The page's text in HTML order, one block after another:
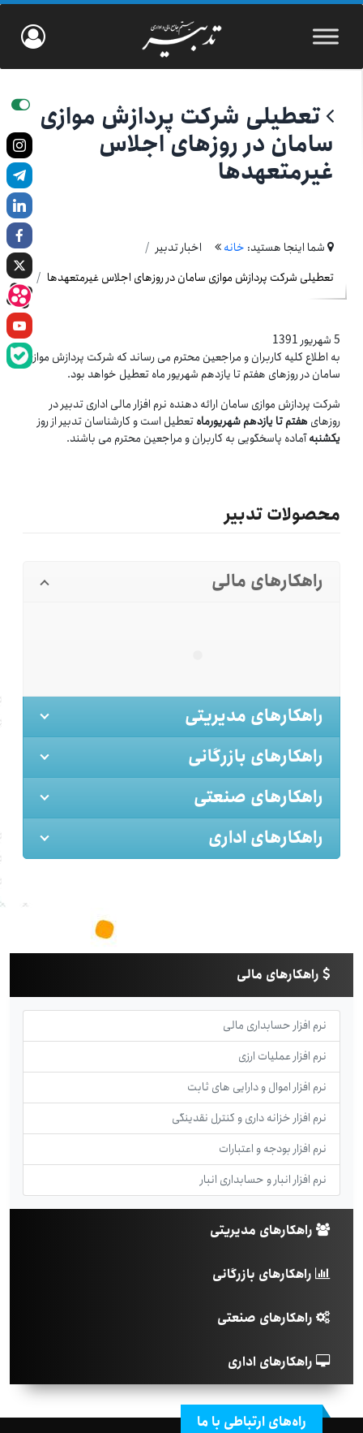
تعطیلی شرکت پردازش موازی
سامان در روزهای اجلاس
غیرمتعهدها
شما اینجا هستید: خانه
اخبار تدبیر
تعطیلی شرکت پردازش موازی سامان در روزهای اجلاس غیرمتعهدها
5 شهریور 1391
به اطلاع کلیه کاربران و مراجعین محترم می رساند که شرکت پردازش موازی
سامان در روزهای هفتم تا یازدهم شهریور ماه تعطیل خواهد بود.
شرکت پردازش موازی سامان ارائه دهنده نرم افزار مالی اداری تدبیر در
روزهایهفتم تا یازدهم شهریورماهتعطیل است و کارشناسان تدبیر از روز
یکشنبهآماده پاسخگویی به کاربران و مراجعین محترم می باشند.
محصولات تدبیر
راهکارهای مالی
راهکارهای مدیریتی
راهکارهای بازرگانی
راهکارهای صنعتی
راهکارهای اداری
راهکارهای مالی
نرم افزار حسابداری مالی
نرم افزار عملیات ارزی
نرم افزار اموال و دارایی های ثابت
نرم افزار خزانه داری و کنترل نقدینگی
نرم افزار بودجه و اعتبارات
نرم افزار انبار و حسابداری انبار
راهکارهای مدیریتی
راهکارهای بازرگانی
راهکارهای صنعتی
راهکارهای اداری
راه‌های ارتباطی با ما